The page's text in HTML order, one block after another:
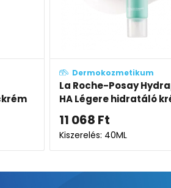
Dermokozmetikum
Roche-Posay Hydraphase
Légere hidratáló krém
40ML